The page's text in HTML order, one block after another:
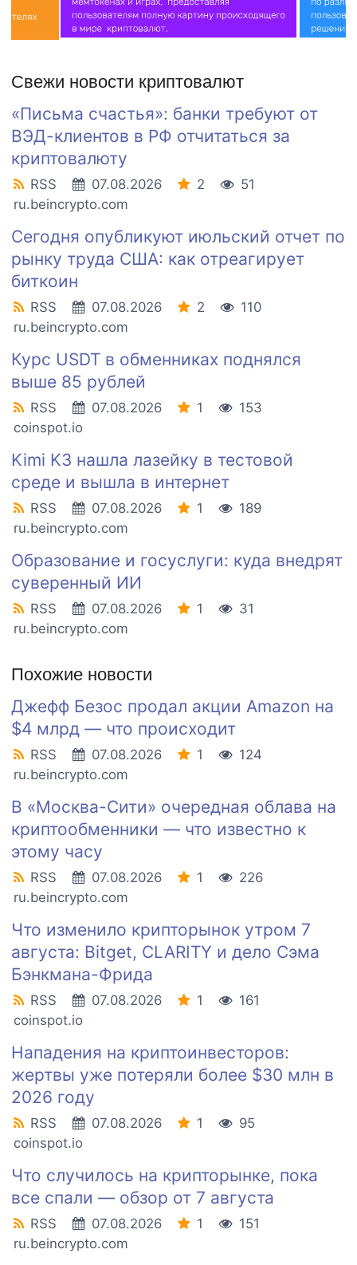
Свежи новости криптовалют
«Письма счастья»: банки требуют от
ВЭД-клиентов в РФ отчитаться за
криптовалюту
RSS 07.08.2026 2
51
ru.beincrypto.com
Сегодня опубликуют июльский отчет по
рынку труда США: как отреагирует
биткоин
RSS 07.08.2026 2
110
ru.beincrypto.com
Курс USDT в обменниках поднялся
выше 85 рублей
RSS 07.08.2026 1
153
coinspot.io
Kimi K3 нашла лазейку в тестовой
среде и вышла в интернет
RSS 07.08.2026 1
189
ru.beincrypto.com
Образование и госуслуги: куда внедрят
суверенный ИИ
RSS 07.08.2026 1
31
ru.beincrypto.com
Похожие новости
Джефф Безос продал акции Amazon на
$4 млрд — что происходит
RSS 07.08.2026 1
124
ru.beincrypto.com
В «Москва-Сити» очередная облава на
криптообменники — что известно к
этому часу
RSS 07.08.2026 1
226
ru.beincrypto.com
Что изменило крипторынок утром 7
августа: Bitget, CLARITY и дело Сэма
Бэнкмана-Фрида
RSS 07.08.2026 1
161
coinspot.io
Нападения на криптоинвесторов:
жертвы уже потеряли более $30 млн в
2026 году
RSS 07.08.2026 1
95
coinspot.io
Что случилось на крипторынке, пока
все спали — обзор от 7 августа
RSS 07.08.2026 1
151
ru.beincrypto.com